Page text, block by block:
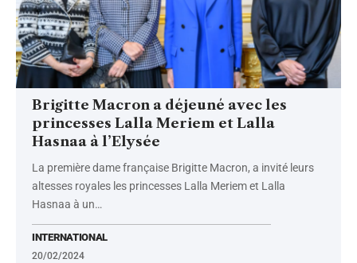
Brigitte Macron a déjeuné avec les
princesses Lalla Meriem et Lalla
Hasnaa à l’Elysée
La première dame française Brigitte Macron, a invité leurs
altesses royales les princesses Lalla Meriem et Lalla
Hasnaa à un…
INTERNATIONAL
20/02/2024